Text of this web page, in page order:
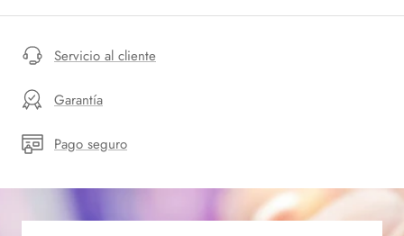
Servicio al cliente
Garantía
Pago seguro